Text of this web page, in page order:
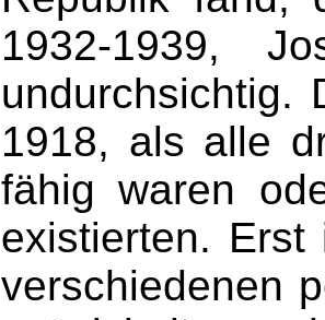
1932-1939,
undurchsichtig.
1918, als alle
fähig waren
existierten.
verschiedenen